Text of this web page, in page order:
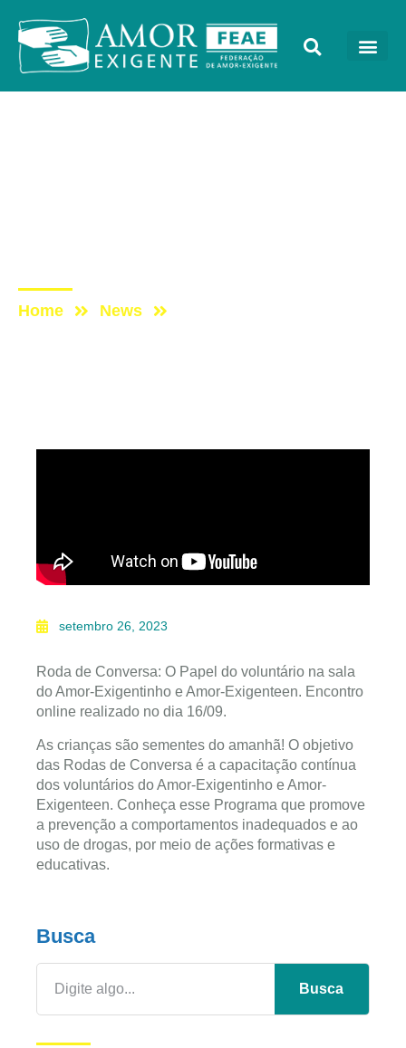
Home News
setembro 26, 2023
Roda de Conversa: O Papel do voluntário na sala
do Amor-Exigentinho e Amor-Exigenteen. Encontro
online realizado no dia 16/09.
As crianças são sementes do amanhã! O objetivo
das Rodas de Conversa é a capacitação contínua
dos voluntários do Amor-Exigentinho e Amor-
Exigenteen. Conheça esse Programa que promove
a prevenção a comportamentos inadequados e ao
uso de drogas, por meio de ações formativas e
educativas.
Busca
Busca